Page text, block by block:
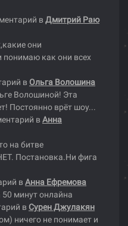
в Дмитрий Раю
они
понимаю как они всех
в Ольга Волошина
Волошиной! Эта
Постоянно врёт шоу...
в Анна
на битве
Постановка.Ни фига
в Анна Ефремова
50 минут онлайна
в Сурен Джулакян
ничего не понимает и